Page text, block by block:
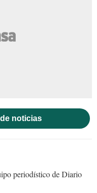
noticias
periodístico de Diario